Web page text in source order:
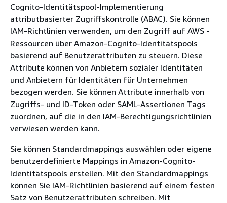
Cognito-Identitätspool-Implementierung
attributbasierter Zugriffskontrolle (ABAC). Sie können
IAM-Richtlinien verwenden, um den Zugriff auf AWS -
Ressourcen über Amazon-Cognito-Identitätspools
basierend auf Benutzerattributen zu steuern. Diese
Attribute können von Anbietern sozialer Identitäten
und Anbietern für Identitäten für Unternehmen
bezogen werden. Sie können Attribute innerhalb von
Zugriffs- und ID-Token oder SAML-Assertionen Tags
zuordnen, auf die in den IAM-Berechtigungsrichtlinien
verwiesen werden kann.
Sie können Standardmappings auswählen oder eigene
benutzerdefinierte Mappings in Amazon-Cognito-
Identitätspools erstellen. Mit den Standardmappings
können Sie IAM-Richtlinien basierend auf einem festen
Satz von Benutzerattributen schreiben. Mit